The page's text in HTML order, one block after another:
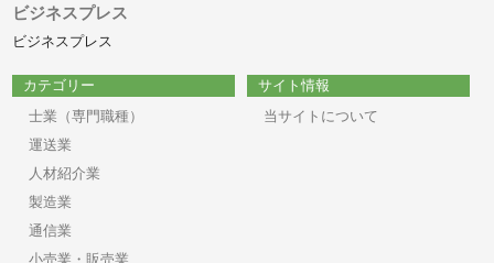
ビジネスプレス
ビジネスプレス
カテゴリー
士業（専門職種）
運送業
人材紹介業
製造業
通信業
小売業・販売業
サイト情報
当サイトについて